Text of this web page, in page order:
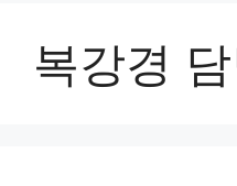
복강경